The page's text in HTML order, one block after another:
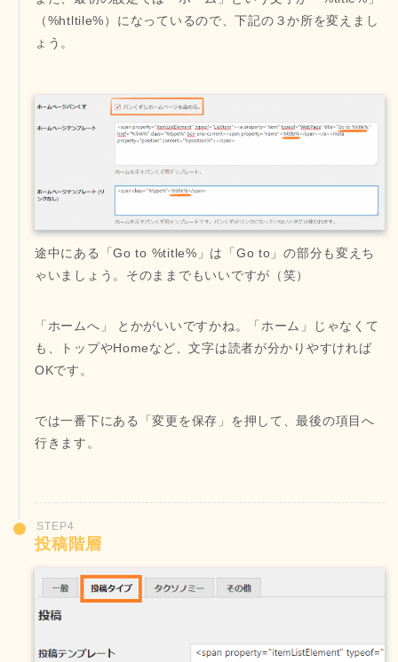
（%htltile%）になっているので、下記の３か所を変えまし
ょう。
途中にある「Go to %title%」は「Go to」の部分も変えち
ゃいましょう。そのままでもいいですが（笑）
「ホームへ」 とかがいいですかね。「ホーム」じゃなくて
も、トップやHomeなど、文字は読者が分かりやすければ
OKです。
では一番下にある「変更を保存」を押して、最後の項目へ
行きます。
STEP4
投稿階層